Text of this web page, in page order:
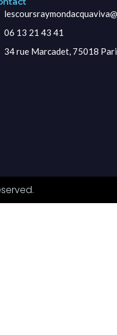
06 13 21 43 41
34 rue Marcadet, 75018